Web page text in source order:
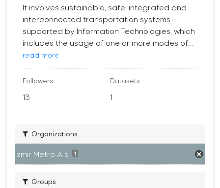
It involves sustainable, safe, integrated and
interconnected transportation systems
supported by Information Technologies, which
includes the usage of one or more modes of...
read more
Followers
13
Datasets
1
Organizations
İzmir Metro A.ş. 1
Groups